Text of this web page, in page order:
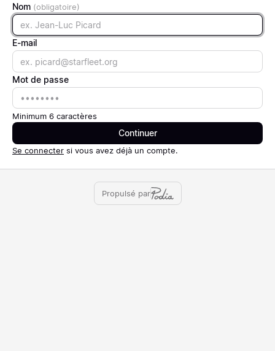
Nom
Name
E-mail
Email
Mot de passe
Mot de passe
Minimum 6 caractères
Continuer
Se connecter si vous avez déjà un compte.
Propulsé par